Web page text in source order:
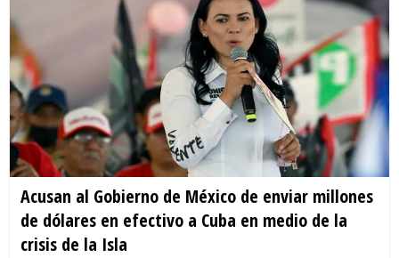
Acusan al Gobierno de México de enviar millones
de dólares en efectivo a Cuba en medio de la
crisis de la Isla